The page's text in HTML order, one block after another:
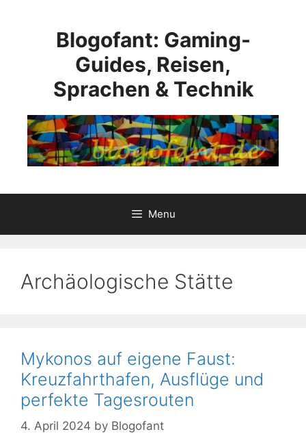
Blogofant: Gaming-
Guides, Reisen,
Sprachen & Technik
Menu
Archäologische Stätte
Mykonos auf eigene Faust:
Kreuzfahrthafen, Ausflüge und
perfekte Tagesrouten
4. April 2024 by Blogofant